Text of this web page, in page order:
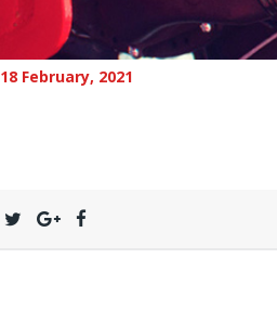
18 February, 2021